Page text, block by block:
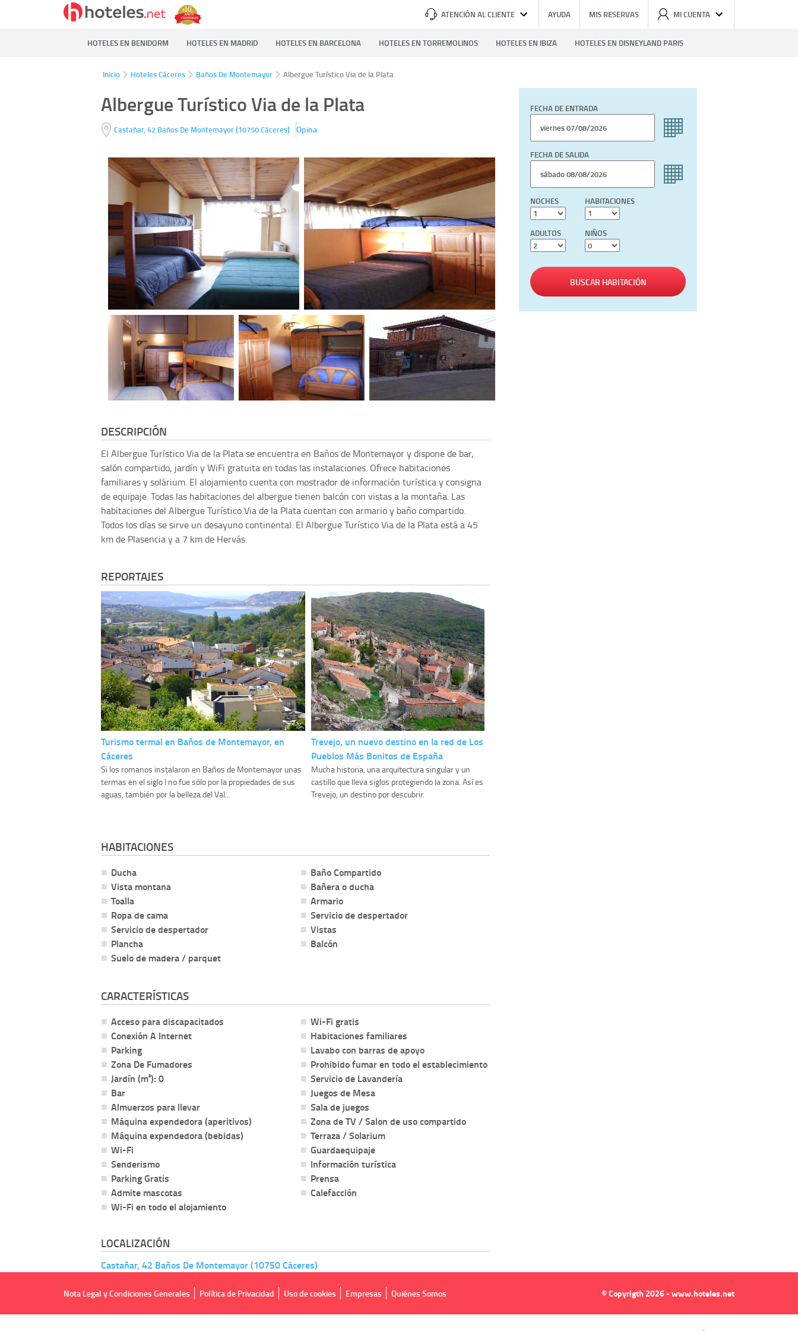
ATENCIÓN AL CLIENTE AYUDA MIS RESERVAS MI CUENTA
HOTELES EN BENIDORM HOTELES EN MADRID HOTELES EN BARCELONA HOTELES EN TORREMOLINOS HOTELES EN IBIZA HOTELES EN DISNEYLAND PARIS
Inicio Hoteles Cáceres Baños De Montemayor Albergue Turístico Via de la Plata
Albergue Turístico Via de la Plata
Castañar, 42 Baños De Montemayor(10750Cáceres) Opina
DESCRIPCIÓN
El Albergue Turístico Via de la Plata se encuentra en Baños de Montemayor y dispone de bar,
salón compartido, jardín y WiFi gratuita en todas las instalaciones. Ofrece habitaciones
familiares y solárium. El alojamiento cuenta con mostrador de información turística y consigna
de equipaje. Todas las habitaciones del albergue tienen balcón con vistas a la montaña. Las
habitaciones del Albergue Turístico Via de la Plata cuentan con armario y baño compartido.
Todos los días se sirve un desayuno continental. El Albergue Turístico Via de la Plata está a 45
km de Plasencia y a 7 km de Hervás.
REPORTAJES
Turismo termal en Baños de Montemayor, en
Cáceres
Si los romanos instalaron en Baños de Montemayor unas
termas en el siglo I no fue sólo por la propiedades de sus
aguas, también por la belleza del Val...
Trevejo, un nuevo destino en la red de Los
Pueblos Más Bonitos de España
Mucha historia, una arquitectura singular y un
castillo que lleva siglos protegiendo la zona. Así es
Trevejo, un destino por descubrir.
HABITACIONES
Ducha
Vista montana
Toalla
Ropa de cama
Servicio de despertador
Plancha
Suelo de madera / parquet
Baño Compartido
Bañera o ducha
Armario
Servicio de despertador
Vistas
Balcón
CARACTERÍSTICAS
Acceso para discapacitados
Conexión A Internet
Parking
Zona De Fumadores
Jardín (m²): 0
Bar
Almuerzos para llevar
Máquina expendedora (aperitivos)
Máquina expendedora (bebidas)
Wi-Fi
Senderismo
Parking Gratis
Admite mascotas
Wi-Fi en todo el alojamiento
Wi-Fi gratis
Habitaciones familiares
Lavabo con barras de apoyo
Prohibido fumar en todo el establecimiento
Servicio de Lavandería
Juegos de Mesa
Sala de juegos
Zona de TV / Salon de uso compartido
Terraza / Solarium
Guardaequipaje
Información turística
Prensa
Calefacción
LOCALIZACIÓN
Castañar, 42 Baños De Montemayor (10750 Cáceres)
FECHA DE ENTRADA
FECHA DE SALIDA
NOCHES HABITACIONES
ADULTOS NIÑOS
BUSCAR HABITACIÓN
Nota Legal y Condiciones Generales Política de Privacidad Uso de cookies Empresas Quiénes Somos © Copyrigth 2026 - www.hoteles.net